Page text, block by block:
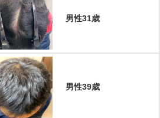
男性31歳
男性39歳